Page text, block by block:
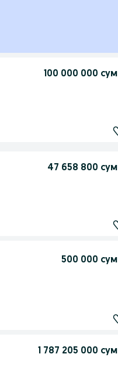
100 000 000 сум
47 658 800 сум
500 000 сум
1 787 205 000 сум